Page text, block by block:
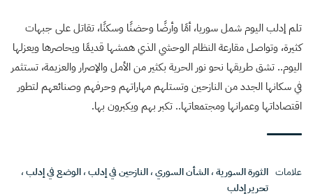
تلم إدلب اليوم شمل سوريا، أمًا وأرضًا وحضنًا وسكنًا، تقاتل على جبهات
كثيرة، وتواصل مقارعة النظام الوحشي الذي همشها قديمًا ويحاصرها ويعزلها
اليوم.. تشق طريقها نحو نور الحرية بكثير من الأمل والإصرار والعزيمة، تستثمر
في سكانها الجدد من النازحين وتستلهم مهاراتهم وحرفهم وصنائعهم لتطور
اقتصاداتها وعمرانها ومجتمعاتها.. تكبر بهم ويكبرون بها.
علامات الثورة السورية،الشأن السوري،النازحين في إدلب،الوضع في إدلب،
تحرير إدلب